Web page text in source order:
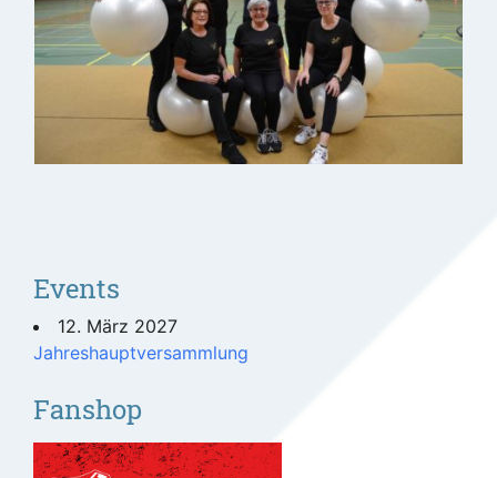
Events
12. März 2027
Jahreshauptversammlung
Fanshop